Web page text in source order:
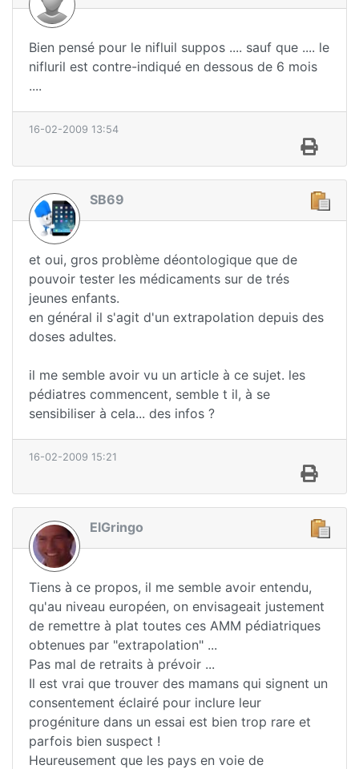
Bien pensé pour le nifluil suppos .... sauf que .... le
nifluril est contre-indiqué en dessous de 6 mois
....
16-02-2009 13:54
SB69
et oui, gros problème déontologique que de
pouvoir tester les médicaments sur de trés
jeunes enfants.
en général il s'agit d'un extrapolation depuis des
doses adultes.
il me semble avoir vu un article à ce sujet. les
pédiatres commencent, semble t il, à se
sensibiliser à cela... des infos ?
16-02-2009 15:21
ElGringo
Tiens à ce propos, il me semble avoir entendu,
qu'au niveau européen, on envisageait justement
de remettre à plat toutes ces AMM pédiatriques
obtenues par "extrapolation" ...
Pas mal de retraits à prévoir ...
Il est vrai que trouver des mamans qui signent un
consentement éclairé pour inclure leur
progéniture dans un essai est bien trop rare et
parfois bien suspect !
Heureusement que les pays en voie de